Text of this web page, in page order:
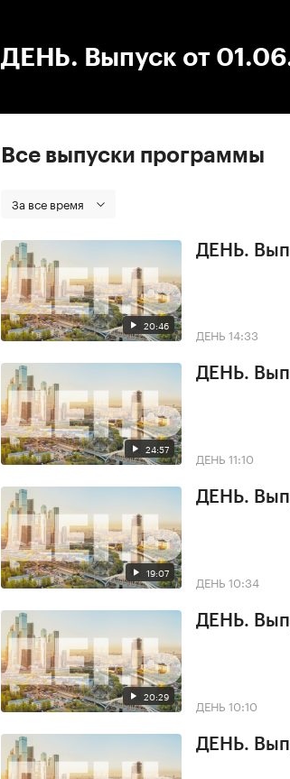
ДЕНЬ. Выпуск от
Все выпуски программы
За все время
20:46
ДЕНЬ.
ДЕНЬ 14:33
24:57
ДЕНЬ.
ДЕНЬ 11:10
19:07
ДЕНЬ.
ДЕНЬ 10:34
20:29
ДЕНЬ.
ДЕНЬ 10:10
ДЕНЬ.